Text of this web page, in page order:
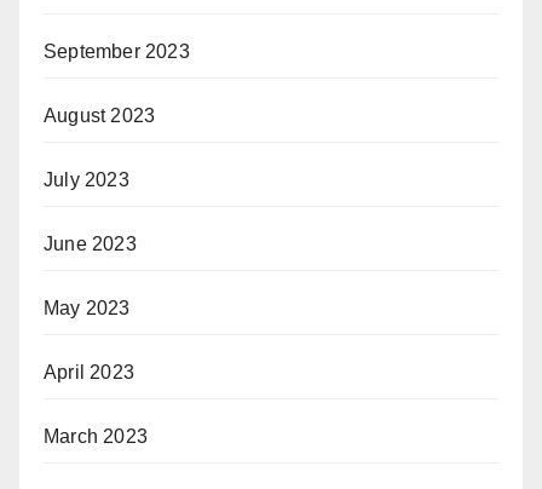
September 2023
August 2023
July 2023
June 2023
May 2023
April 2023
March 2023